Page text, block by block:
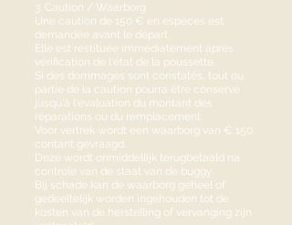
3. Caution / Waarborg
Une caution de 150 € en espèces est
demandée avant le départ.
Elle est restituée immédiatement après
vérification de l'état de la poussette.
Si des dommages sont constatés, tout ou
partie de la caution pourra être conservé
jusqu'à l'évaluation du montant des
réparations ou du remplacement.
Voor vertrek wordt een waarborg van € 150
contant gevraagd.
Deze wordt onmiddellijk terugbetaald na
controle van de staat van de buggy.
Bij schade kan de waarborg geheel of
gedeeltelijk worden ingehouden tot de
kosten van de herstelling of vervanging zijn